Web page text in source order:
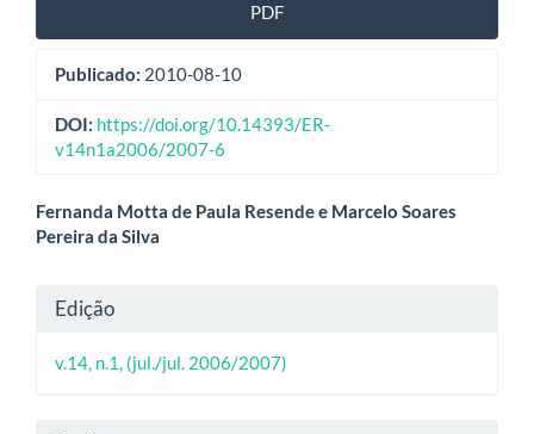
PDF
Publicado: 2010-08-10
DOI: https://doi.org/10.14393/ER-
v14n1a2006/2007-6
Conteúdo
artigo
principal
Fernanda Motta de Paula Resende e Marcelo Soares
Pereira da Silva
Detalhes
do
artigo
Edição
v.14, n.1, (jul./jul. 2006/2007)